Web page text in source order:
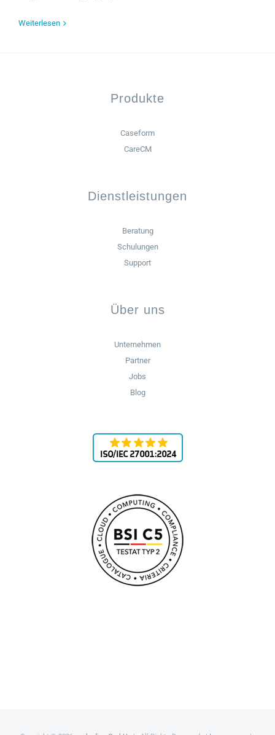
Weiterlesen
Produkte
Caseform
CareCM
Dienstleistungen
Beratung
Schulungen
Support
Über uns
Unternehmen
Partner
Jobs
Blog